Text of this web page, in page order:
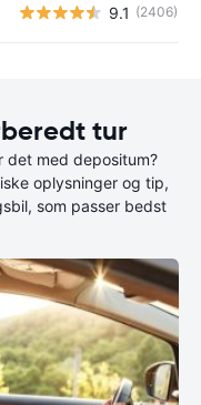
9.1 (2406)
tur
med depositum?
oplysninger og tip,
som passer bedst